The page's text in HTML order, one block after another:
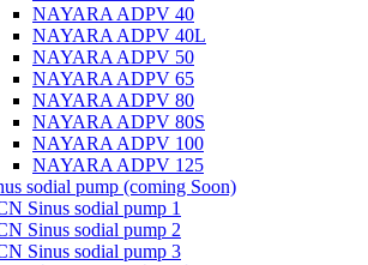
NAYARA ADPV 40
NAYARA ADPV 40L
NAYARA ADPV 50
NAYARA ADPV 65
NAYARA ADPV 80
NAYARA ADPV 80S
NAYARA ADPV 100
NAYARA ADPV 125
sodial pump (coming Soon)
Sinus sodial pump 1
Sinus sodial pump 2
Sinus sodial pump 3